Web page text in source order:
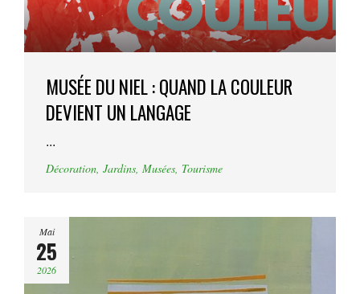
MUSÉE DU NIEL : QUAND LA COULEUR
DEVIENT UN LANGAGE
...
Décoration, Jardins, Musées, Tourisme
Mai
25
2026